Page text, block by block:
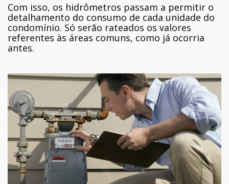
Com isso, os hidrômetros passam a permitir o
detalhamento do consumo de cada unidade do
condomínio. Só serão rateados os valores
referentes às áreas comuns, como já ocorria
antes.